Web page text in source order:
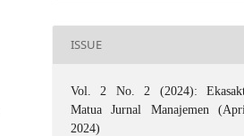
ISSUE
Vol. 2 No. 2 (2024):
Matua Jurnal Manajemen
2024)